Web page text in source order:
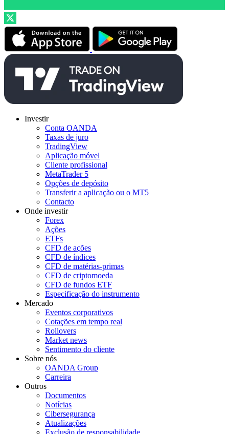
Investir
Conta OANDA
Taxas de juro
TradingView
Aplicação móvel
Cliente profissional
MetaTrader 5
Opções de depósito
Transferir a aplicação ou o MT5
Contacto
Onde investir
Forex
Ações
ETFs
CFD de ações
CFD de índices
CFD de matérias-primas
CFD de criptomoeda
CFD de fundos ETF
Especificação do instrumento
Mercado
Eventos corporativos
Cotações em tempo real
Rollovers
Market news
Sentimento do cliente
Sobre nós
OANDA Group
Carreira
Outros
Documentos
Notícias
Cibersegurança
Atualizações
Exclusão de responsabilidade